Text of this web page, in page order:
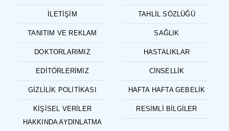
İLETIŞIM
TANITIM VE REKLAM
DOKTORLARIMIZ
EDITÖRLERIMIZ
GIZLILIK POLITIKASI
KIŞISEL VERILER
HAKKINDA AYDINLATMA
TAHLIL SÖZLÜĞÜ
SAĞLIK
HASTALIKLAR
CINSELLIK
HAFTA HAFTA GEBELIK
RESIMLI BILGILER